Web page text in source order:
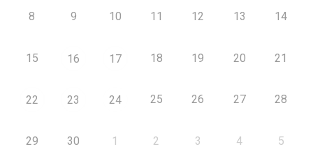
8 9 10 11 12 13 14
15 16 17 18 19 20 21
22 23 24 25 26 27 28
29 30 1 2 3 4 5